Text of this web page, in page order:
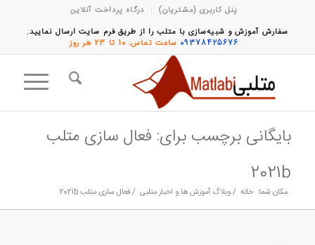
پنل کاربری (مشتریان)
درگاه پرداخت آنلاین
سفارش آموزش و شبیه‌سازی با متلب را از طریق فرم سایت ارسال نمایید.
09378425676 ساعت تماس: 10 تا 23 هر روز
بایگانی برچسب برای: فعال سازی متلب
2021b
مکان شما: خانه /وبلاگ آموزش ها و اخبار متلبی /فعال سازی متلب 2021b